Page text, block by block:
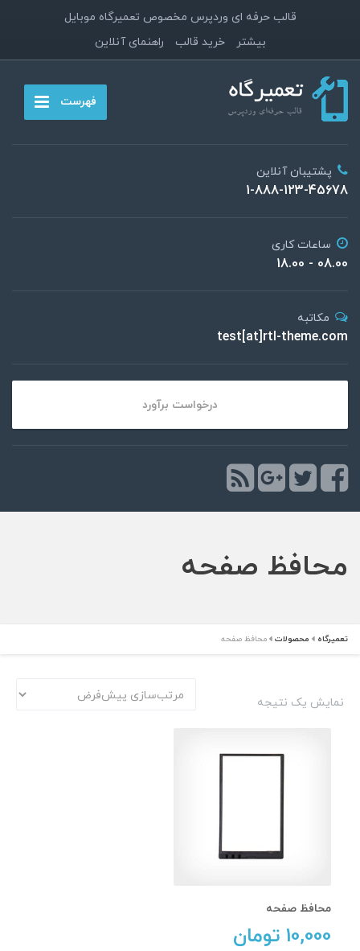
قالب حرفه ای وردپرس مخصوص تعمیرگاه موبایل
بیشتر
خرید قالب راهنمای آنلاین
فهرست
پشتیبان آنلاین
1-888-123-45678
ساعات کاری
08.00 - 18.00
مکاتبه
test[at]rtl-theme.com
درخواست برآورد
محافظ صفحه
تعمیرگاه محصولات محافظ صفحه
نمایش یک نتیجه
محافظ صفحه
10,000 تومان